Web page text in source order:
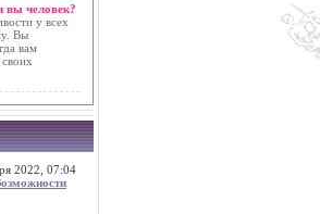
вы человек?
у всех
Вы
вам
2022, 07:04